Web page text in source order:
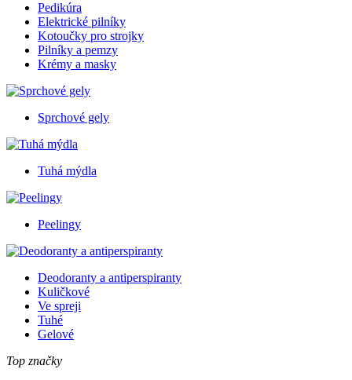
Pedikúra
Elektrické pilníky
Kotoučky pro strojky
Pilníky a pemzy
Krémy a masky
Sprchové gely
Tuhá mýdla
Peelingy
Deodoranty a antiperspiranty
Kuličkové
Ve spreji
Tuhé
Gelové
Top značky